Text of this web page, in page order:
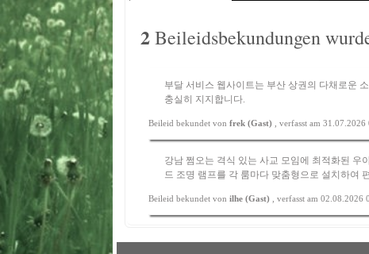
2Beileidsbekundungen
부달 서비스 웹사이트는 부산 상권의 다채로운
충실히 지지합니다.
Beileid bekundet vonfrek (Gast) , verfasst am
강남 쩜오는 격식 있는 사교 모임에 최적화된 우
드 조명 램프를 각 룸마다 맞춤형으로 설치하여
Beileid bekundet vonilhe (Gast) , verfasst am 02.08.2026